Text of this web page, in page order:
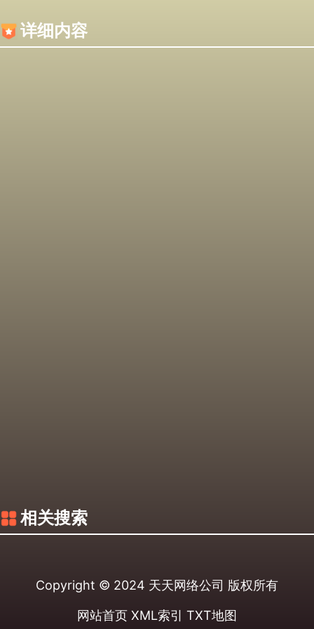
详细内容
相关搜索
Copyright © 2024 天天网络公司 版权所有
网站首页 XML索引 TXT地图